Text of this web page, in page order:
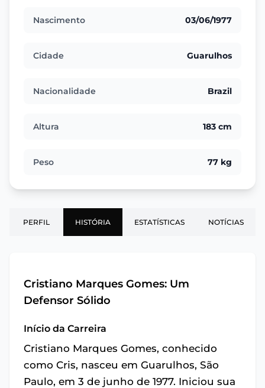
Nascimento 03/06/1977
Cidade Guarulhos
Nacionalidade Brazil
Altura 183 cm
Peso 77 kg
PERFIL HISTÓRIA ESTATÍSTICAS NOTÍCIAS
Cristiano Marques Gomes: Um
Defensor Sólido
Início da Carreira
Cristiano Marques Gomes, conhecido
como Cris, nasceu em Guarulhos, São
Paulo, em 3 de junho de 1977. Iniciou sua